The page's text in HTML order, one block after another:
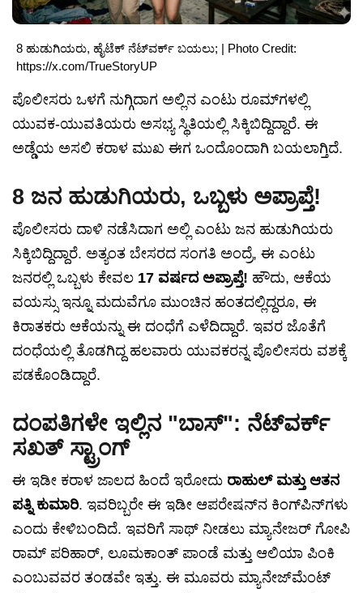
8 ಹುಡುಗಿಯರು, ಹೈಟೆಕ್ ನೆಟ್‌ವರ್ಕ್ ಬಯಲು; | Photo Credit:
https://x.com/TrueStoryUP
ಪೊಲೀಸರು ಒಳಗೆ ನುಗ್ಗಿದಾಗ ಅಲ್ಲಿನ ಎಂಟು ರೂಮ್‌ಗಳಲ್ಲಿ
ಯುವಕ-ಯುವತಿಯರು ಅಸಭ್ಯ ಸ್ಥಿತಿಯಲ್ಲಿ ಸಿಕ್ಕಿಬಿದ್ದಿದ್ದಾರೆ. ಈ
ಅಡ್ಡೆಯ ಅಸಲಿ ಕರಾಳ ಮುಖ ಈಗ ಒಂದೊಂದಾಗಿ ಬಯಲಾಗ್ತಿದೆ.
8 ಜನ ಹುಡುಗಿಯರು, ಒಬ್ಬಳು ಅಪ್ರಾಪ್ತೆ!
ಪೊಲೀಸರು ದಾಳಿ ನಡೆಸಿದಾಗ ಅಲ್ಲಿ ಎಂಟು ಜನ ಹುಡುಗಿಯರು
ಸಿಕ್ಕಿಬಿದ್ದಿದ್ದಾರೆ. ಅತ್ಯಂತ ಬೇಸರದ ಸಂಗತಿ ಅಂದ್ರೆ, ಈ ಎಂಟು
ಜನರಲ್ಲಿ ಒಬ್ಬಳು ಕೇವಲ 17 ವರ್ಷದ ಅಪ್ರಾಪ್ತೆ! ಹೌದು, ಆಕೆಯ
ವಯಸ್ಸು ಇನ್ನೂ ಮದುವೆಗೂ ಮುಂಚಿನ ಹಂತದಲ್ಲಿದ್ದರೂ, ಈ
ಕಿರಾತಕರು ಆಕೆಯನ್ನು ಈ ದಂಧೆಗೆ ಎಳೆದಿದ್ದಾರೆ. ಇವರ ಜೊತೆಗೆ
ದಂಧೆಯಲ್ಲಿ ತೊಡಗಿದ್ದ ಹಲವಾರು ಯುವಕರನ್ನ ಪೊಲೀಸರು ವಶಕ್ಕೆ
ಪಡಕೊಂಡಿದ್ದಾರೆ.
ದಂಪತಿಗಳೇ ಇಲ್ಲಿನ "ಬಾಸ್": ನೆಟ್‌ವರ್ಕ್
ಸಖತ್ ಸ್ಟ್ರಾಂಗ್
ಈ ಇಡೀ ಕರಾಳ ಜಾಲದ ಹಿಂದೆ ಇರೋದು ರಾಹುಲ್ ಮತ್ತು ಆತನ
ಪತ್ನಿ ಕುಮಾರಿ. ಇವರಿಬ್ಬರೇ ಈ ಇಡೀ ಆಪರೇಷನ್‌ನ ಕಿಂಗ್‌ಪಿನ್‌ಗಳು
ಎಂದು ಕೇಳಿಬಂದಿದೆ. ಇವರಿಗೆ ಸಾಥ್ ನೀಡಲು ಮ್ಯಾನೇಜರ್ ಗೋಪಿ
ರಾಮ್ ಪರಿಹಾರ್, ಲೂಮಕಾಂತ್ ಪಾಂಡೆ ಮತ್ತು ಆಲಿಯಾ ಪಿಂಕಿ
ಎಂಬುವವರ ತಂಡವೇ ಇತ್ತು. ಈ ಮೂವರು ಮ್ಯಾನೇಜ್‌ಮೆಂಟ್